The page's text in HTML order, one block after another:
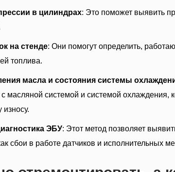
в цилиндрах: Это поможет выявить
на стенде: Они помогут определить,
топлива.
масла и состояния системы
масляной системой и системой охлаждения,
ЭБУ: Этот метод позволяет
сбои в работе датчиков и исполнительных